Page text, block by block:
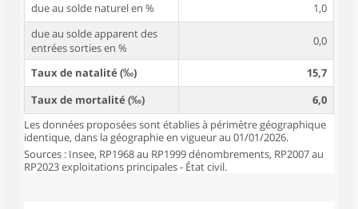
due au solde naturel en %
1,0
due au solde apparent des
entrées sorties en %
0,0
Taux de natalité (‰)
15,7
Taux de mortalité (‰)
6,0
Les données proposées sont établies à périmètre géographique
identique, dans la géographie en vigueur au 01/01/2026.
Sources : Insee, RP1968 au RP1999 dénombrements, RP2007 au
RP2023 exploitations principales - État civil.